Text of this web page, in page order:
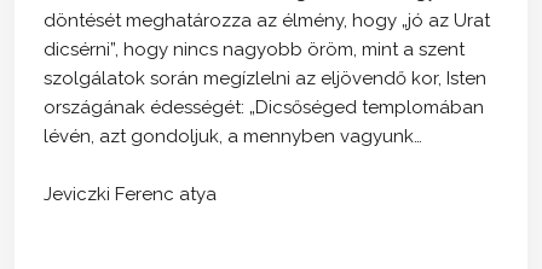
döntését meghatározza az élmény, hogy „jó az Urat
dicsérni”, hogy nincs nagyobb öröm, mint a szent
szolgálatok során megízlelni az eljövendő kor, Isten
országának édességét: „Dicsőséged templomában
lévén, azt gondoljuk, a mennyben vagyunk…
Jeviczki Ferenc atya